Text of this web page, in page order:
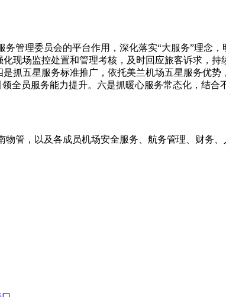
管理委员会的平台作用，深化落实“大服务”理念
现场监控处置和管理考核，及时回应旅客诉求，
抓五星服务标准推广，依托美兰机场五星服务优
全员服务能力提升。六是抓暖心服务常态化，结
管，以及各成员机场安全服务、航务管理、财务、